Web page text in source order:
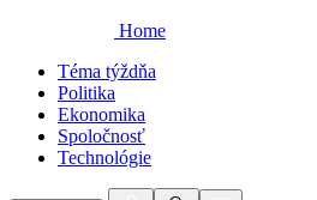
Home
Téma týždňa
Politika
Ekonomika
Spoločnosť
Technológie